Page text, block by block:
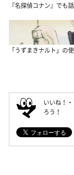
『名探偵コナン』でも
「うずまきナルト」の
いいね！
ろう！